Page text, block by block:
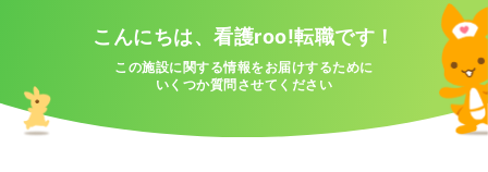
こんにちは、看護roo!転職です！
この施設に関する情報をお届けするために
いくつか質問させてください